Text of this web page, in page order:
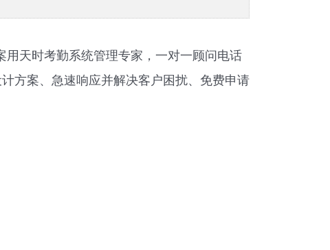
用天时考勤系统管理专家，一对一顾问电话
方案、急速响应并解决客户困扰、免费申请